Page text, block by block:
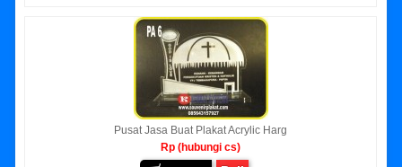
Pusat Jasa Buat Plakat Acrylic Harg
Rp (hubungi cs)